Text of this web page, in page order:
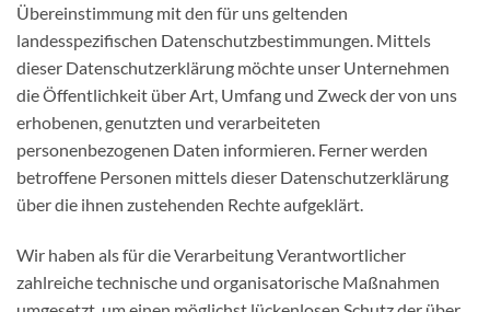
Übereinstimmung mit den für uns geltenden
landesspezifischen Datenschutzbestimmungen. Mittels
dieser Datenschutzerklärung möchte unser Unternehmen
die Öffentlichkeit über Art, Umfang und Zweck der von uns
erhobenen, genutzten und verarbeiteten
personenbezogenen Daten informieren. Ferner werden
betroffene Personen mittels dieser Datenschutzerklärung
über die ihnen zustehenden Rechte aufgeklärt.
Wir haben als für die Verarbeitung Verantwortlicher
zahlreiche technische und organisatorische Maßnahmen